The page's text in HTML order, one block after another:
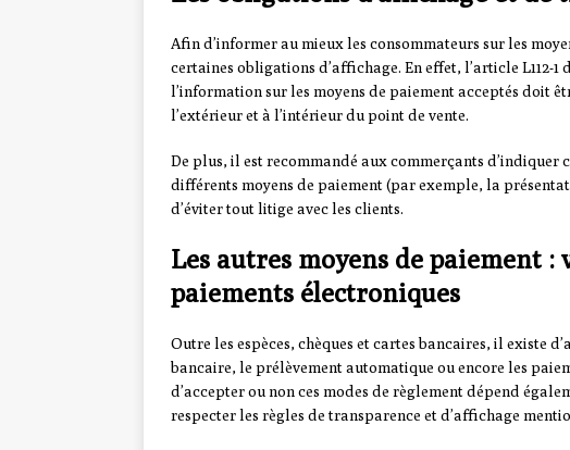
Afin d’informer au mieux les consommateurs sur les
certaines obligations d’affichage. En effet, l’article L112-
l’information sur les moyens de paiement acceptés doit
l’extérieur et à l’intérieur du point de vente.
De plus, il est recommandé aux commerçants
différents moyens de paiement (par exemple, la
d’éviter tout litige avec les clients.
Les autres moyens de paiement
paiements électroniques
Outre les espèces, chèques et cartes bancaires, il existe
bancaire, le prélèvement automatique ou encore les
d’accepter ou non ces modes de règlement dépend
respecter les règles de transparence et d’affichage